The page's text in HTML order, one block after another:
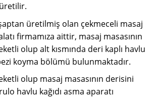
üretilmiş olan çekmeceli masaj
firmamıza aittir, masaj masasının
olup alt kısmında deri kaplı havlu
koyma bölümü bulunmaktadır.
olup masaj masasının derisini
havlu kağıdı asma aparatı